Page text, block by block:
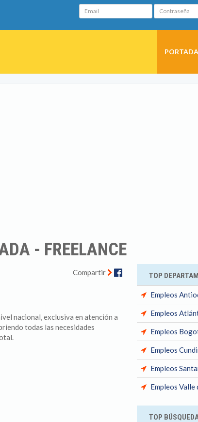
Email Contraseña
PORTADA
- FREELANCE
Compartir Facebook
nacional, exclusiva en atención a
todas las necesidades
TOP
Empleos
Empleos
Empleos
Empleos
Empleos
Empleos Valle
TOP